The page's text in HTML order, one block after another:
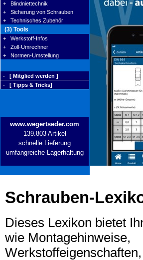
+ Blindniettechnik
+ Sicherung von Schrauben
+ Technisches Zubehör
(3) Tools
+ Werkstoff-Infos
+ Zoll-Umrechner
+ Normen-Umstellung
- [ Mitglied werden ]
- [ Tipps & Tricks]
www.wegertseder.com
139.803 Artikel
schnelle Lieferung
umfangreiche Lagerhaltung
Schrauben-
Dieses Lexikon bietet
wie Montagehinweise,